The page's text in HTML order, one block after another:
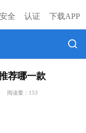
安全 认证 下载APP
荐哪一款
阅读量： 153